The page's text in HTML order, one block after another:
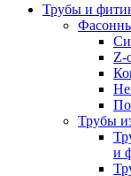
Трубы и
Z-
Трубы
и